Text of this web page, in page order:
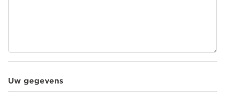
Uw gegevens